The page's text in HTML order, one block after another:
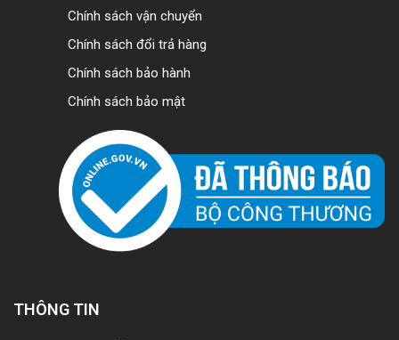
Chính sách vận chuyển
Chính sách đổi trả hàng
Chính sách bảo hành
Chính sách bảo mật
THÔNG TIN